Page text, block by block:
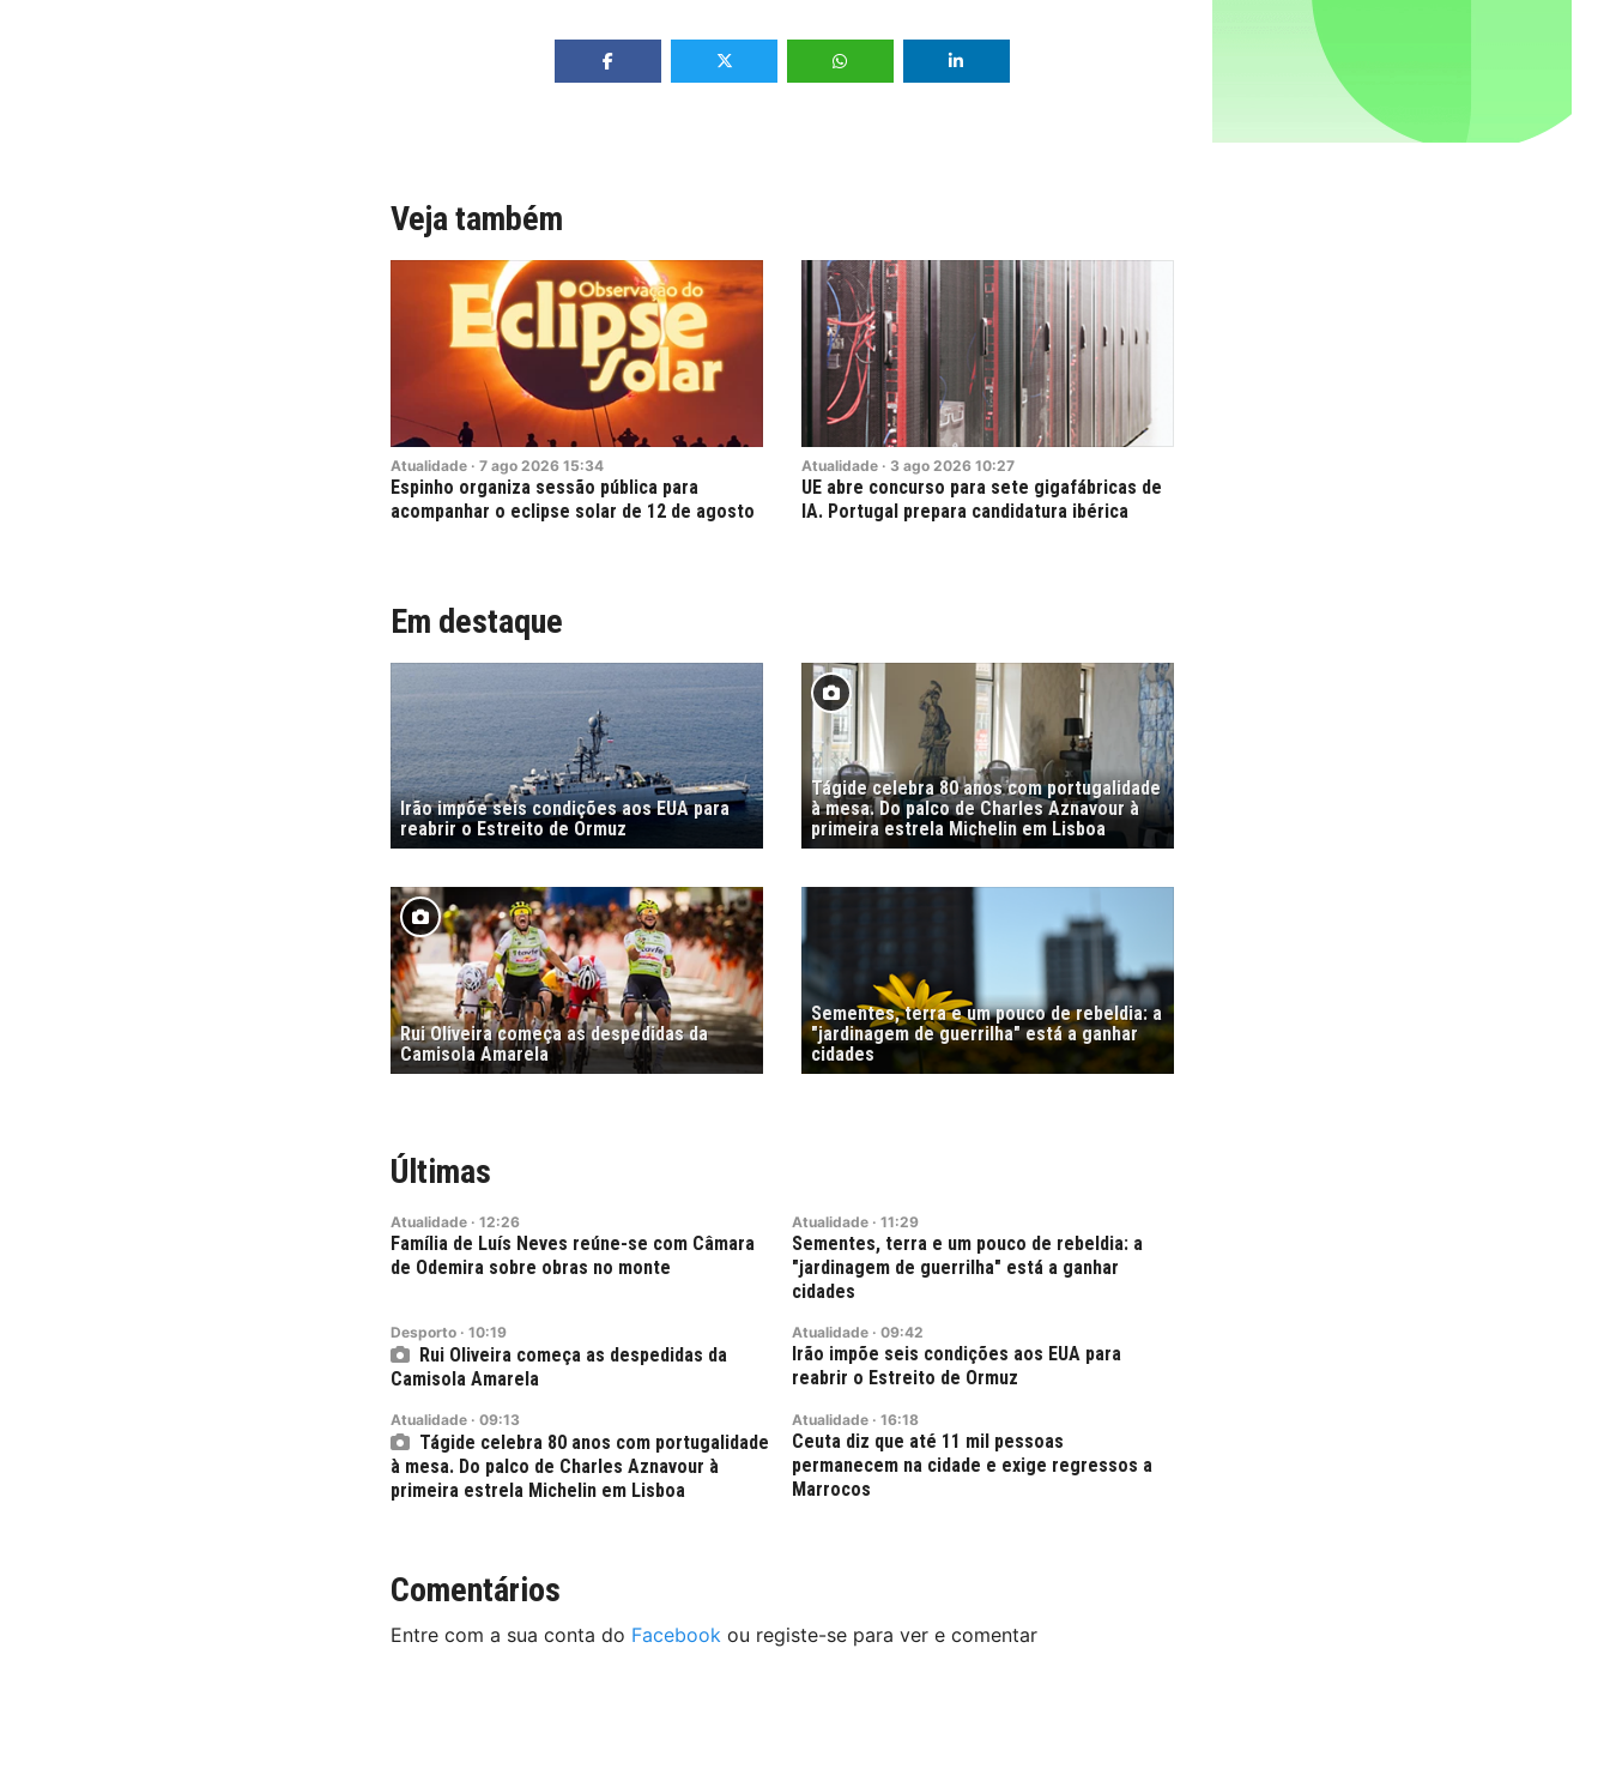
Veja também
Atualidade · 7 ago 2026 15:34
Espinho organiza sessão pública para
acompanhar o eclipse solar de 12 de agosto
Atualidade · 3 ago 2026 10:27
UE abre concurso para sete gigafábricas de
IA. Portugal prepara candidatura ibérica
Em destaque
Irão impõe seis condições aos EUA para
reabrir o Estreito de Ormuz
Tágide celebra 80 anos com portugalidade
à mesa. Do palco de Charles Aznavour à
primeira estrela Michelin em Lisboa
Rui Oliveira começa as despedidas da
Camisola Amarela
Sementes, terra e um pouco de rebeldia: a
"jardinagem de guerrilha" está a ganhar
cidades
Últimas
Atualidade · 12:26
Família de Luís Neves reúne-se com Câmara
de Odemira sobre obras no monte
Atualidade · 11:29
Sementes, terra e um pouco de rebeldia: a
"jardinagem de guerrilha" está a ganhar
cidades
Desporto · 10:19
Rui Oliveira começa as despedidas da
Camisola Amarela
Atualidade · 09:42
Irão impõe seis condições aos EUA para
reabrir o Estreito de Ormuz
Atualidade · 09:13
Tágide celebra 80 anos com portugalidade
à mesa. Do palco de Charles Aznavour à
primeira estrela Michelin em Lisboa
Atualidade · 16:18
Ceuta diz que até 11 mil pessoas
permanecem na cidade e exige regressos a
Marrocos
Comentários
Entre com a sua conta do Facebook ou registe-se para ver e comentar